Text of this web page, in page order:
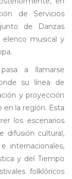
de Servicios
de Danzas
elenco musical y
a llamarse
su línea de
y proyección
en la región. Esta
los escenarios
difusión cultural,
internacionales,
y del Tiempo
folklóricos